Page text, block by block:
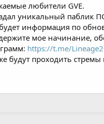
любители GVE.
уникальный паблик
информация по
мое начинание,
https://t.me/
будут проходить стремы